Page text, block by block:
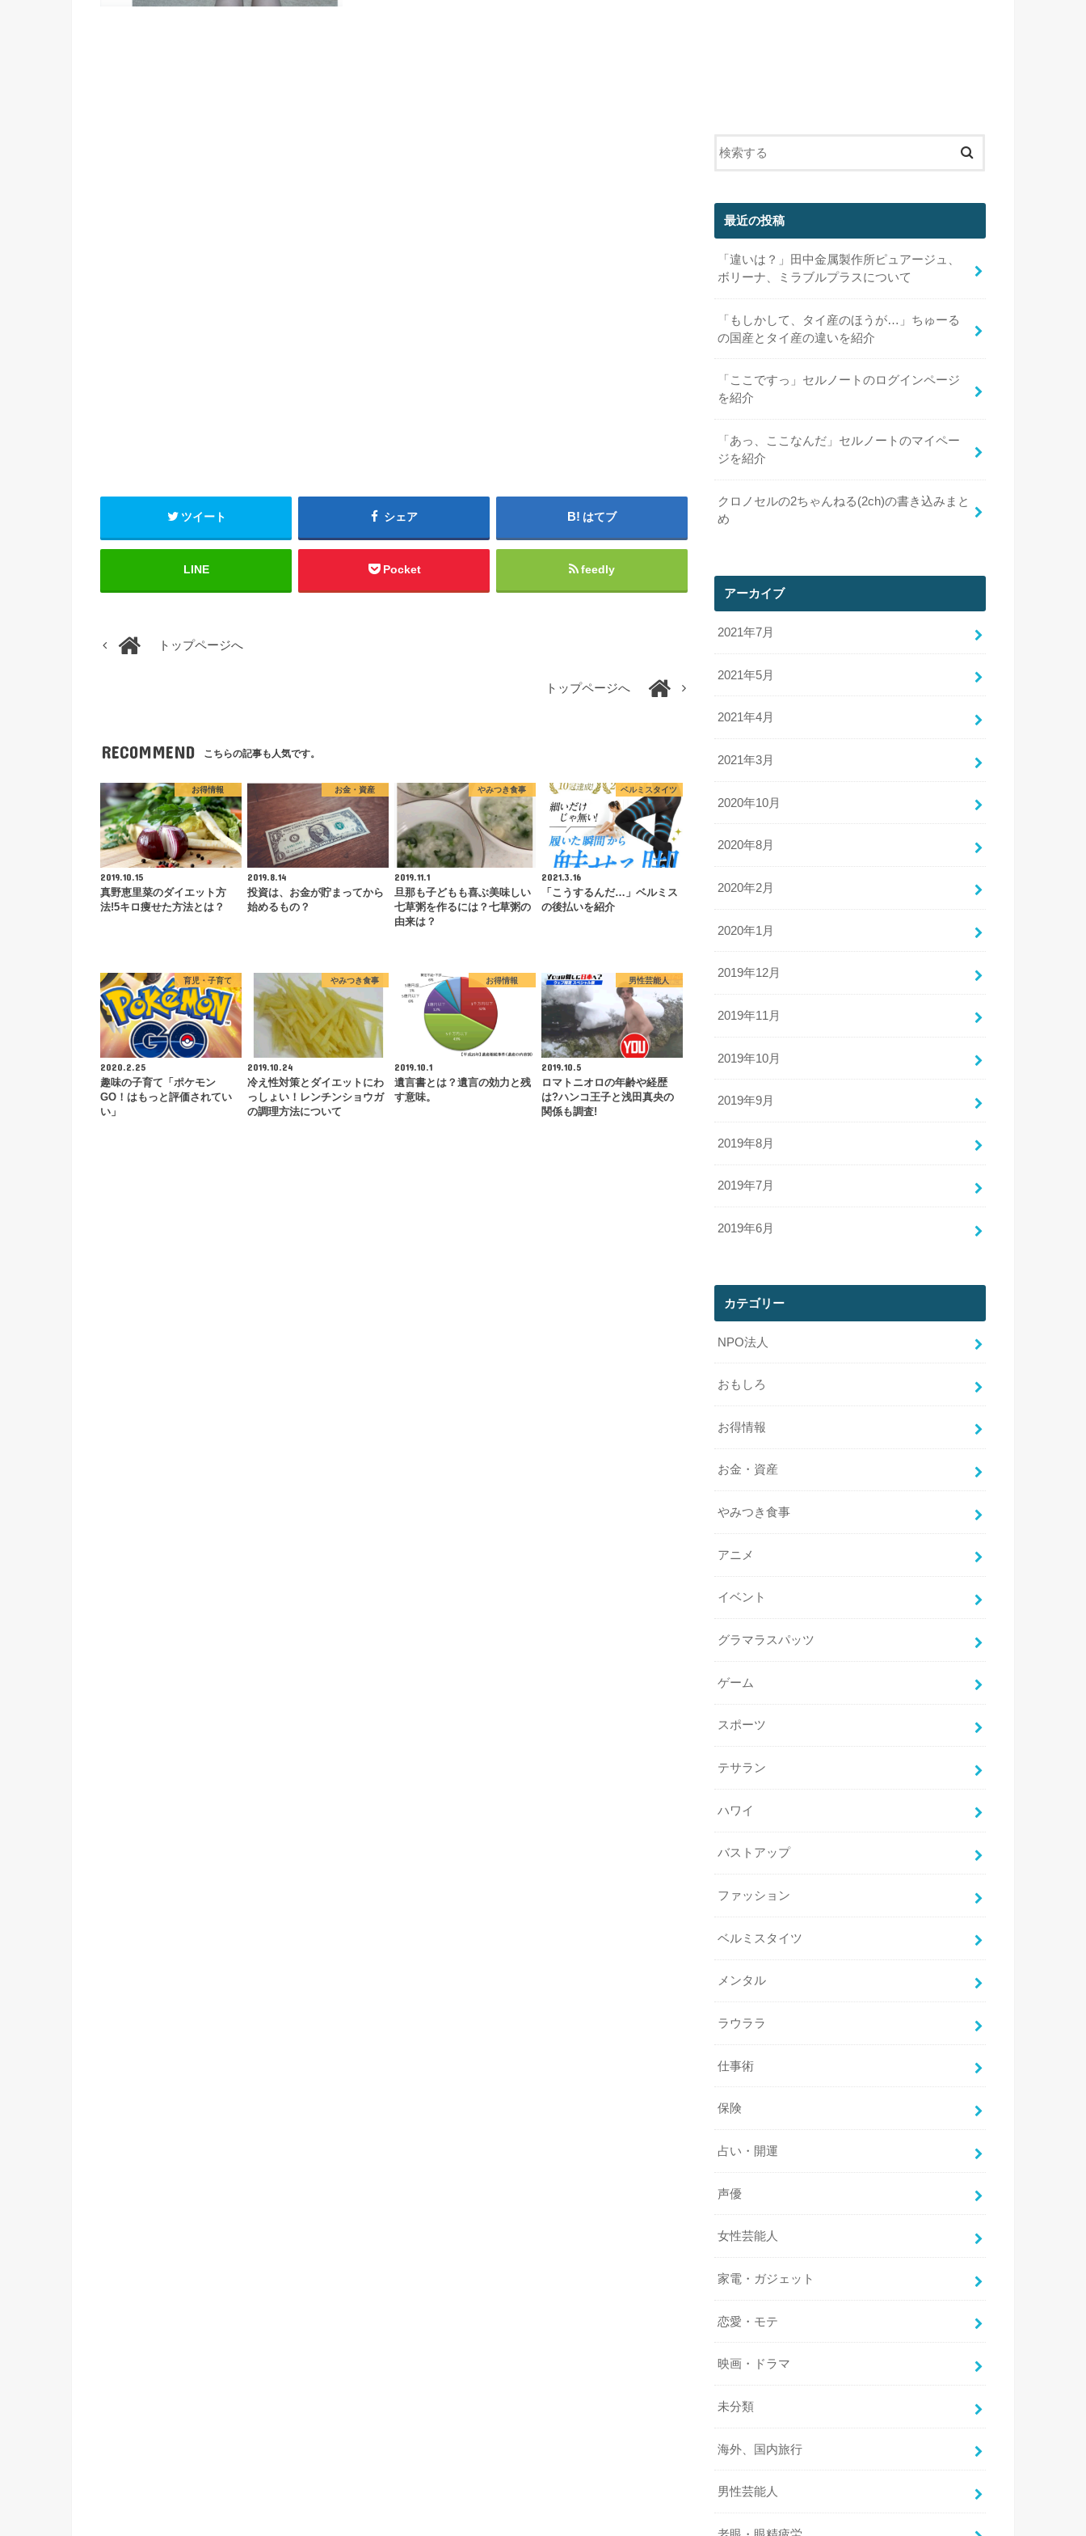
ツイート シェア はてブ
LINE Pocket feedly
トップページへ
トップページへ
RECOMMEND こちらの記事も人気です。
お得情報
2019.10.15
真野恵里菜のダイエット方
法!5キロ痩せた方法とは？
お金・資産
2019.8.14
投資は、お金が貯まってから
始めるもの？
やみつき食事
2019.11.1
旦那も子どもも喜ぶ美味しい
七草粥を作るには？七草粥の
由来は？
ベルミスタイツ
2021.3.16
「こうするんだ…」ベルミス
の後払いを紹介
育児・子育て
2020.2.25
趣味の子育て「ポケモン
GO！はもっと評価されてい
い」
やみつき食事
2019.10.24
冷え性対策とダイエットにわ
っしょい！レンチンショウガ
の調理方法について
お得情報
2019.10.1
遺言書とは？遺言の効力と残
す意味。
男性芸能人
2019.10.5
ロマトニオロの年齢や経歴
は?ハンコ王子と浅田真央の
関係も調査!
最近の投稿
「違いは？」田中金属製作所ピュアージュ、
ボリーナ、ミラブルプラスについて
「もしかして、タイ産のほうが…」ちゅーる
の国産とタイ産の違いを紹介
「ここですっ」セルノートのログインページ
を紹介
「あっ、ここなんだ」セルノートのマイペー
ジを紹介
クロノセルの2ちゃんねる(2ch)の書き込みまと
め
アーカイブ
2021年7月
2021年5月
2021年4月
2021年3月
2020年10月
2020年8月
2020年2月
2020年1月
2019年12月
2019年11月
2019年10月
2019年9月
2019年8月
2019年7月
2019年6月
カテゴリー
NPO法人
おもしろ
お得情報
お金・資産
やみつき食事
アニメ
イベント
グラマラスパッツ
ゲーム
スポーツ
テサラン
ハワイ
バストアップ
ファッション
ベルミスタイツ
メンタル
ラウララ
仕事術
保険
占い・開運
声優
女性芸能人
家電・ガジェット
恋愛・モテ
映画・ドラマ
未分類
海外、国内旅行
男性芸能人